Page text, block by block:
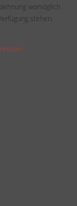
womöglich
stehen.